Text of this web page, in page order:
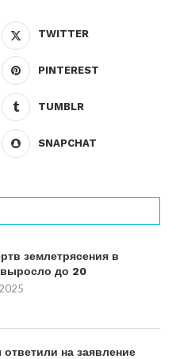
TWITTER
PINTEREST
TUMBLR
SNAPCHAT
землетрясения в
до 20
ответили на заявление